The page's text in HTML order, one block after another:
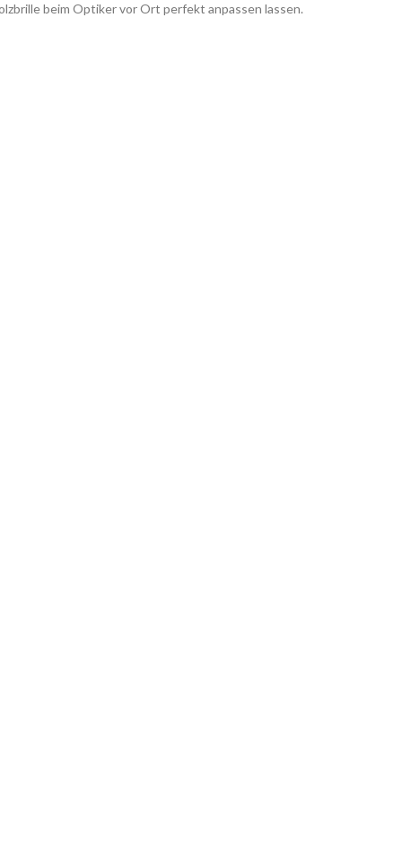
beim Optiker vor Ort perfekt anpassen lassen.